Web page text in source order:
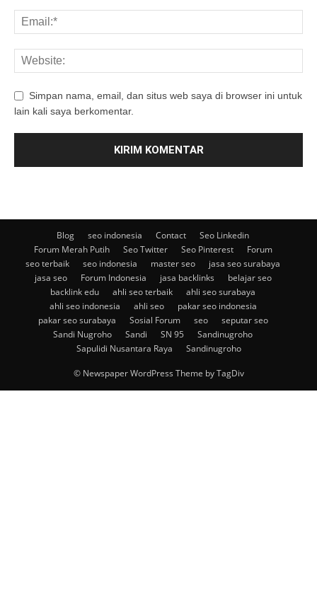
Simpan nama, email, dan situs web saya di browser ini untuk
lain kali saya berkomentar.
Blog seo indonesia Contact
Seo Linkedin
Forum Merah Putih
Seo Twitter Seo Pinterest
Forum
seo terbaik
seo indonesia master seo
jasa seo surabaya
jasa seo
Forum Indonesia jasa backlinks
belajar seo
backlink edu
ahli seo terbaik
ahli seo surabaya
ahli seo indonesia
ahli seo
pakar seo indonesia
pakar seo surabaya
Sosial Forum seo
seputar seo
Sandi Nugroho
Sandi SN 95
Sandinugroho
Sapulidi Nusantara Raya
Sandinugroho
© Newspaper WordPress Theme by TagDiv